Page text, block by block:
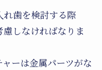
れ歯を検討する際
しなければなりま
ーは金属パーツがな